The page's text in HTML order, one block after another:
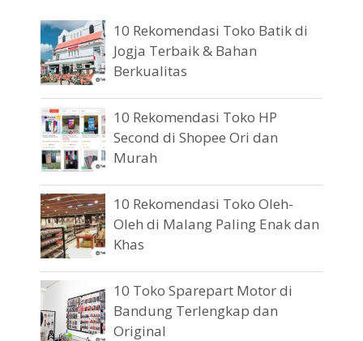
10 Rekomendasi Toko Batik di
Jogja Terbaik & Bahan
Berkualitas
10 Rekomendasi Toko HP
Second di Shopee Ori dan
Murah
10 Rekomendasi Toko Oleh-
Oleh di Malang Paling Enak dan
Khas
10 Toko Sparepart Motor di
Bandung Terlengkap dan
Original